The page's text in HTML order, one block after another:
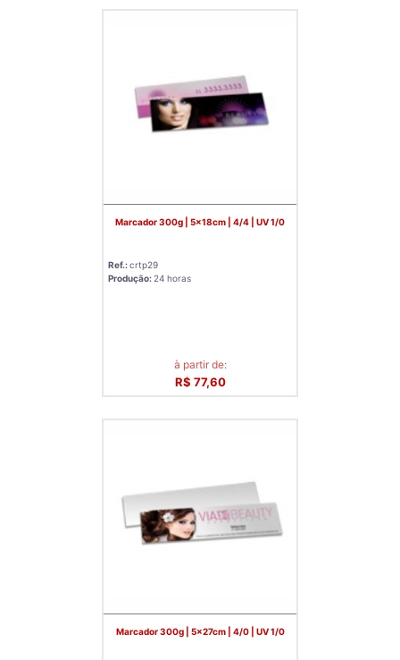
Marcador 300g | 5x18cm | 4/4 | UV 1/0
Ref.:crtp29
Produção: 24 horas
à partir de:
R$ 77,60
Marcador 300g | 5x27cm | 4/0 | UV 1/0